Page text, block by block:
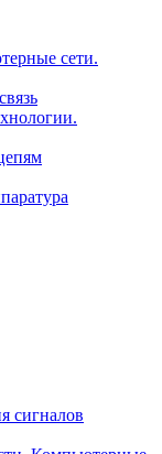
сети.
сигналов